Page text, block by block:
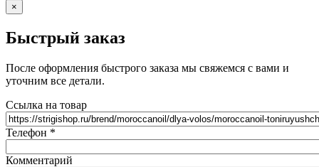
×
Быстрый заказ
После оформления быстрого заказа мы свяжемся с вами и
уточним все детали.
Ссылка на товар
Телефон *
Комментарий